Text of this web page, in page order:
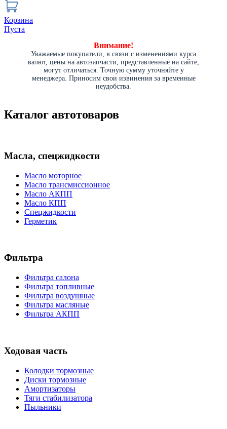
Корзина
Пуста
Внимание!
Уважаемые покупатели, в связи с изменениями курса
валют, цены на автозапчасти, представленные на сайте,
могут отличаться. Точную сумму уточняйте у
менеджера. Приносим свои извинения за временные
неудобства.
Каталог автотоваров
Масла, спецжидкости
Масло моторное
Масло трансмиссионное
Масло АКПП
Масло КПП
Спецжидкости
Герметик
Фильтра
Фильтра салона
Фильтра топливные
Фильтра воздушные
Фильтра масляные
Фильтра АКПП
Ходовая часть
Колодки тормозные
Диски тормозные
Амортизаторы
Тяги стабилизатора
Пыльники